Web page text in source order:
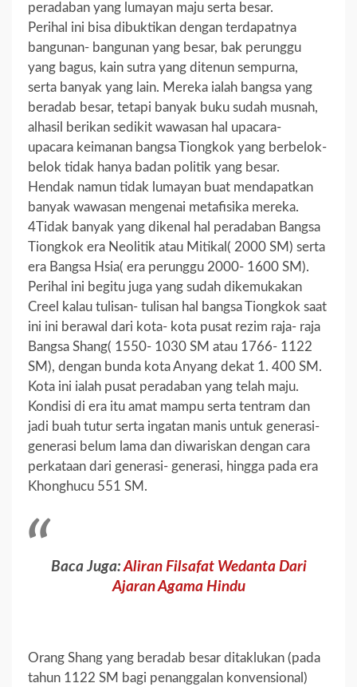
peradaban yang lumayan maju serta besar.
Perihal ini bisa dibuktikan dengan terdapatnya
bangunan- bangunan yang besar, bak perunggu
yang bagus, kain sutra yang ditenun sempurna,
serta banyak yang lain. Mereka ialah bangsa yang
beradab besar, tetapi banyak buku sudah musnah,
alhasil berikan sedikit wawasan hal upacara-
upacara keimanan bangsa Tiongkok yang berbelok-
belok tidak hanya badan politik yang besar.
Hendak namun tidak lumayan buat mendapatkan
banyak wawasan mengenai metafisika mereka.
4Tidak banyak yang dikenal hal peradaban Bangsa
Tiongkok era Neolitik atau Mitikal( 2000 SM) serta
era Bangsa Hsia( era perunggu 2000- 1600 SM).
Perihal ini begitu juga yang sudah dikemukakan
Creel kalau tulisan- tulisan hal bangsa Tiongkok saat
ini ini berawal dari kota- kota pusat rezim raja- raja
Bangsa Shang( 1550- 1030 SM atau 1766- 1122
SM), dengan bunda kota Anyang dekat 1. 400 SM.
Kota ini ialah pusat peradaban yang telah maju.
Kondisi di era itu amat mampu serta tentram dan
jadi buah tutur serta ingatan manis untuk generasi-
generasi belum lama dan diwariskan dengan cara
perkataan dari generasi- generasi, hingga pada era
Khonghucu 551 SM.
Baca Juga:Aliran Filsafat Wedanta Dari
Ajaran Agama Hindu
Orang Shang yang beradab besar ditaklukan (pada
tahun 1122 SM bagi penanggalan konvensional)